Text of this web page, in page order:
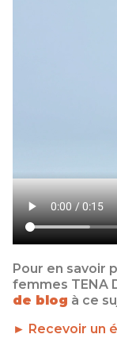
Pour en savoir
femmes TENA
de blog à ce
► Recevoir un